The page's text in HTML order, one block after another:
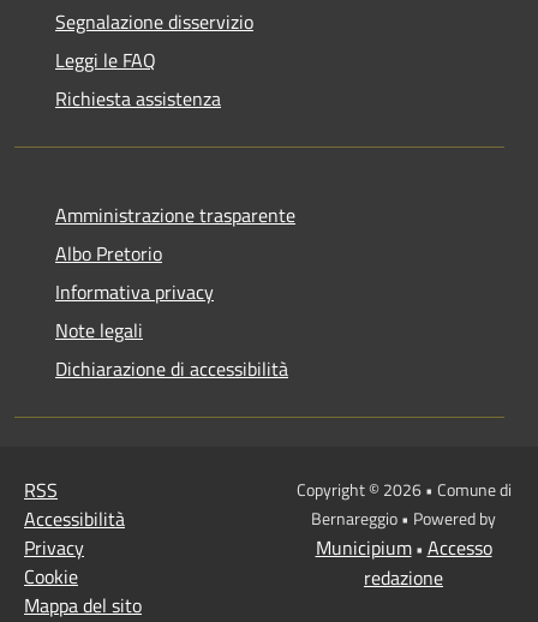
Segnalazione disservizio
Leggi le FAQ
Richiesta assistenza
Amministrazione trasparente
Albo Pretorio
Informativa privacy
Note legali
Dichiarazione di accessibilità
RSS
Accessibilità
Privacy
Cookie
Mappa del sito
Copyright © 2026 • Comune di
Bernareggio • Powered by
Municipium• Accesso
redazione